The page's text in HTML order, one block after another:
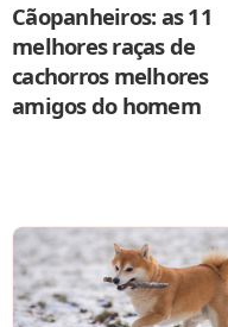
Cãopanheiros: as 11
melhores raças de
cachorros melhores
amigos do homem